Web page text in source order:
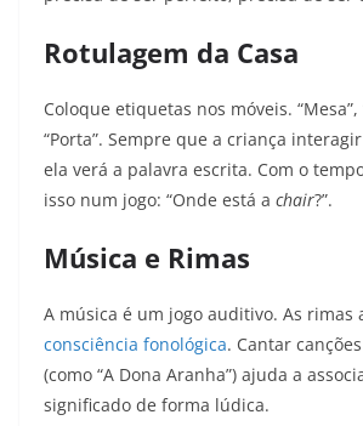
Rotulagem da Casa
Coloque etiquetas nos móveis. “Mesa”,
“Porta”. Sempre que a criança
ela verá a palavra escrita. Com o
isso num jogo: “Onde está a chair?”.
Música e Rimas
A música é um jogo auditivo. As rimas
consciência fonológica. Cantar
(como “A Dona Aranha”) ajuda a
significado de forma lúdica.